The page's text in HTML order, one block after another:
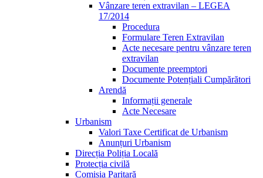
Vânzare teren extravilan – LEGEA
17/2014
Procedura
Formulare Teren Extravilan
Acte necesare pentru vânzare teren
extravilan
Documente preemptori
Documente Potențiali Cumpărători
Arendă
Informații generale
Acte Necesare
Urbanism
Valori Taxe Certificat de Urbanism
Anunțuri Urbanism
Direcția Poliția Locală
Protecția civilă
Comisia Paritară